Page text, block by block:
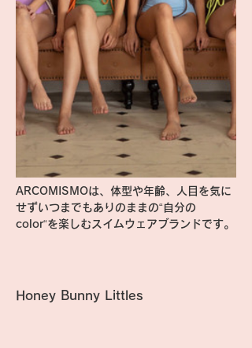
ARCOMISMOは、体型や年齢、人目を気に
せずいつまでもありのままの“自分の
color“を楽しむスイムウェアブランドです。
Honey Bunny Littles